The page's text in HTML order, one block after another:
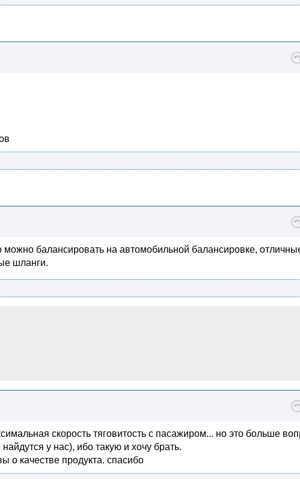
можно балансировать на автомобильной балансировке,
шланги.
скорость тяговитость с пасажиром... но это больше
у нас), ибо такую и хочу брать.
о качестве продукта. спасибо